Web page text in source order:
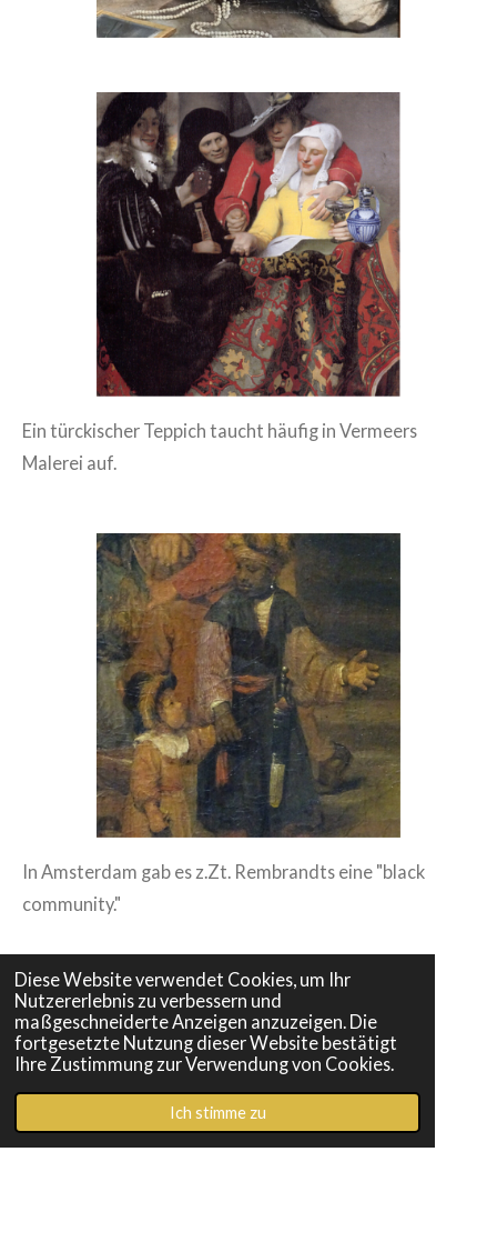
Diese Website verwendet Cookies, um Ihr
Nutzererlebnis zu verbessern und
maßgeschneiderte Anzeigen anzuzeigen. Die
fortgesetzte Nutzung dieser Website bestätigt
Ihre Zustimmung zur Verwendung von Cookies.
Ich stimme zu
Ein türckischer Teppich taucht häufig in Vermeers
Malerei auf.
In Amsterdam gab es z.Zt. Rembrandts eine "black
community."
weitere Museumsführungen